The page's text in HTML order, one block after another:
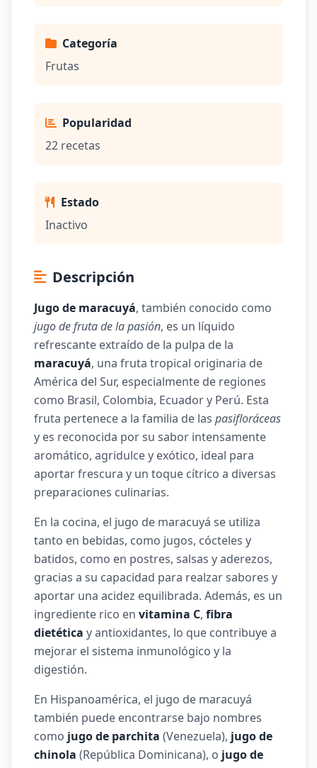
Categoría
Frutas
Popularidad
22 recetas
Estado
Inactivo
Descripción
Jugo de maracuyá, también conocido como
jugo de fruta de la pasión, es un líquido
refrescante extraído de la pulpa de la
maracuyá, una fruta tropical originaria de
América del Sur, especialmente de regiones
como Brasil, Colombia, Ecuador y Perú. Esta
fruta pertenece a la familia de las pasifloráceas
y es reconocida por su sabor intensamente
aromático, agridulce y exótico, ideal para
aportar frescura y un toque cítrico a diversas
preparaciones culinarias.
En la cocina, el jugo de maracuyá se utiliza
tanto en bebidas, como jugos, cócteles y
batidos, como en postres, salsas y aderezos,
gracias a su capacidad para realzar sabores y
aportar una acidez equilibrada. Además, es un
ingrediente rico en vitamina C, fibra
dietética y antioxidantes, lo que contribuye a
mejorar el sistema inmunológico y la
digestión.
En Hispanoamérica, el jugo de maracuyá
también puede encontrarse bajo nombres
como jugo de parchita (Venezuela), jugo de
chinola (República Dominicana), o jugo de